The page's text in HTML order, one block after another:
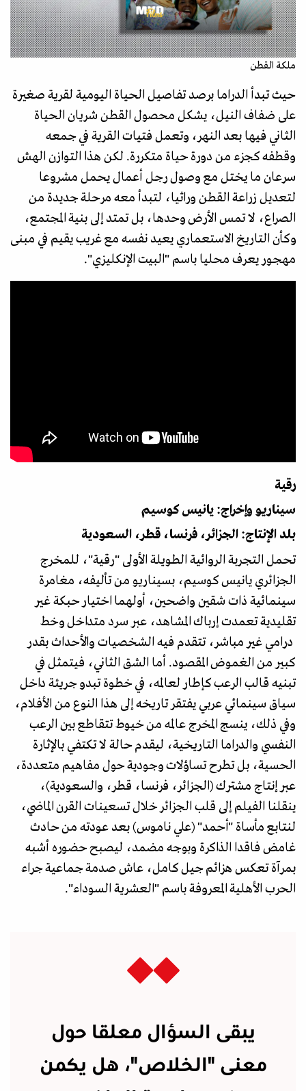
ملكة القطن
حيث تبدأ الدراما برصد تفاصيل الحياة اليومية لقرية صغيرة
على ضفاف النيل، يشكل محصول القطن شريان الحياة
الثاني فيها بعد النهر، وتعمل فتيات القرية في جمعه
وقطفه كجزء من دورة حياة متكررة. لكن هذا التوازن الهش
سرعان ما يختل مع وصول رجل أعمال يحمل مشروعا
لتعديل زراعة القطن وراثيا، لتبدأ معه مرحلة جديدة من
الصراع، لا تمس الأرض وحدها، بل تمتد إلى بنية المجتمع،
وكأن التاريخ الاستعماري يعيد نفسه مع غريب يقيم في مبنى
مهجور يعرف محليا باسم "البيت الإنكليزي".
رقية
سيناريو وإخراج: يانيس كوسيم
بلد الإنتاج: الجزائر، فرنسا، قطر، السعودية
تحمل التجربة الروائية الطويلة الأولى "رقية"، للمخرج
الجزائري يانيس كوسيم، بسيناريو من تأليفه، مغامرة
سينمائية ذات شقين واضحين، أولهما اختيار حبكة غير
تقليدية تعمدت إرباك المشاهد، عبر سرد متداخل وخط
درامي غير مباشر، تتقدم فيه الشخصيات والأحداث بقدر
كبير من الغموض المقصود. أما الشق الثاني، فيتمثل في
تبنيه قالب الرعب كإطار لعالمه، في خطوة تبدو جريئة داخل
سياق سينمائي عربي يفتقر تاريخه إلى هذا النوع من الأفلام،
وفي ذلك، ينسج المخرج عالمه من خيوط تتقاطع بين الرعب
النفسي والدراما التاريخية، ليقدم حالة لا تكتفي بالإثارة
الحسية، بل تطرح تساؤلات وجودية حول مفاهيم متعددة،
عبر إنتاج مشترك (الجزائر، فرنسا، قطر، والسعودية)،
ينقلنا الفيلم إلى قلب الجزائر خلال تسعينات القرن الماضي،
لنتابع مأساة "أحمد" (علي ناموس) بعد عودته من حادث
غامض فاقدا الذاكرة وبوجه مضمد، ليصبح حضوره أشبه
بمرآة تعكس هزائم جيل كامل، عاش صدمة جماعية جراء
الحرب الأهلية المعروفة باسم "العشرية السوداء".
يبقى السؤال معلقا حول
معنى "الخلاص"، هل يكمن